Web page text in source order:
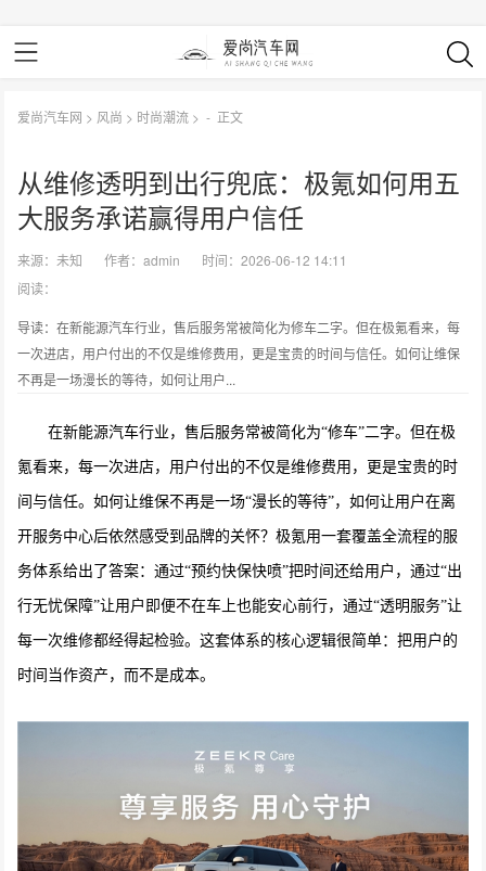
爱尚汽车网 > 风尚 > 时尚潮流 > - 正文
从维修透明到出行兜底：极氪如何用五
大服务承诺赢得用户信任
来源：未知 作者：admin
时间：2026-06-12 14:11
阅读：
导读：在新能源汽车行业，售后服务常被简化为修车二字。但在极氪看来，每
一次进店，用户付出的不仅是维修费用，更是宝贵的时间与信任。如何让维保
不再是一场漫长的等待，如何让用户...
在新能源汽车行业，售后服务常被简化为“修车”二字。但在极
氪看来，每一次进店，用户付出的不仅是维修费用，更是宝贵的时
间与信任。如何让维保不再是一场“漫长的等待”，如何让用户在离
开服务中心后依然感受到品牌的关怀？极氪用一套覆盖全流程的服
务体系给出了答案：通过“预约快保快喷”把时间还给用户，通过“出
行无忧保障”让用户即便不在车上也能安心前行，通过“透明服务”让
每一次维修都经得起检验。这套体系的核心逻辑很简单：把用户的
时间当作资产，而不是成本。